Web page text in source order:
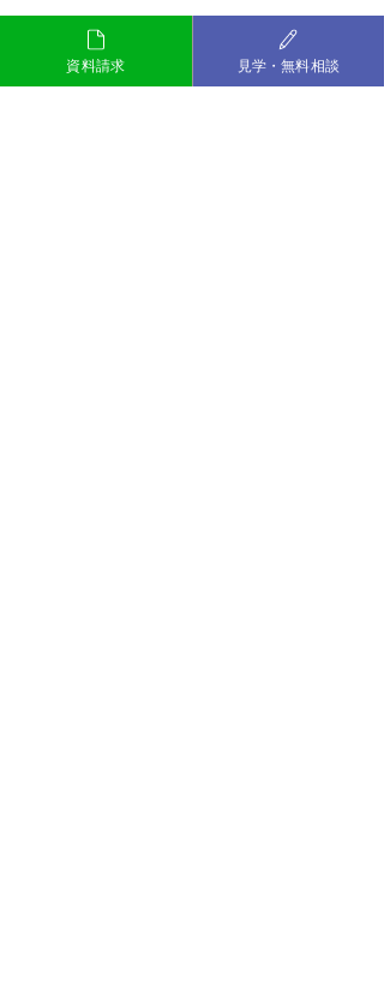
このほかにもどのようなサポートが受けら
れるかもっと知りたい、またはオフィスの雰
囲気を見てみたいなど、ご興味のある方は
資料請求 見学・無料相談